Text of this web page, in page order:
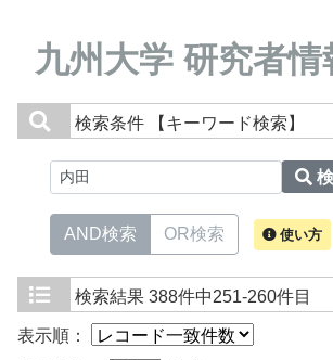
九州大学 研究者情
検索条件 【キーワード検索】
AND検索 OR検索 使い方
検索結果 388件中251-260件目
表示順：